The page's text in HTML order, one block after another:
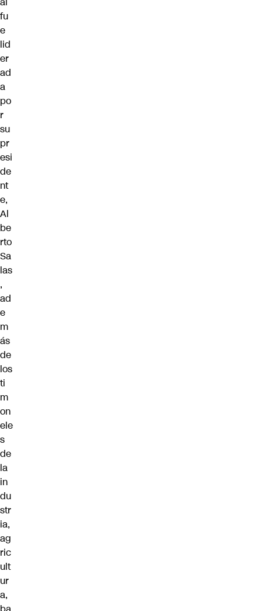
fu
e
lid
er
ad
a
po
r
su
pr
esi
de
nt
e,
Al
be
rto
Sa
las
,
ad
e
m
ás
de
los
ti
m
on
ele
s
de
la
in
du
str
ia,
ag
ric
ult
ur
a,